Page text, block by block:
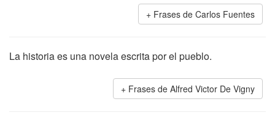
Frases de Carlos Fuentes
La historia es una novela escrita por el pueblo.
Frases de Alfred Victor De Vigny